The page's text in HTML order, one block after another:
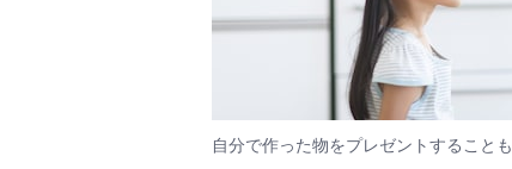
自分で作った物をプレゼントすることも